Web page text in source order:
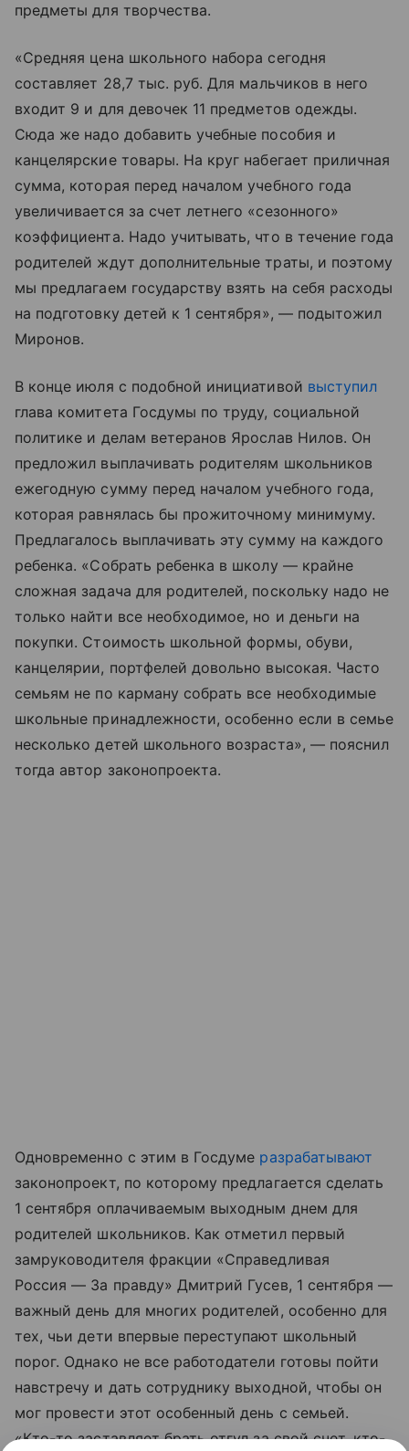
предметы для творчества.
«Средняя цена школьного набора сегодня
составляет 28,7 тыс. руб. Для мальчиков в него
входит 9 и для девочек 11 предметов одежды.
Сюда же надо добавить учебные пособия и
канцелярские товары. На круг набегает приличная
сумма, которая перед началом учебного года
увеличивается за счет летнего «сезонного»
коэффициента. Надо учитывать, что в течение года
родителей ждут дополнительные траты, и поэтому
мы предлагаем государству взять на себя расходы
на подготовку детей к 1 сентября», — подытожил
Миронов.
В конце июля с подобной инициативой выступил
глава комитета Госдумы по труду, социальной
политике и делам ветеранов Ярослав Нилов. Он
предложил выплачивать родителям школьников
ежегодную сумму перед началом учебного года,
которая равнялась бы прожиточному минимуму.
Предлагалось выплачивать эту сумму на каждого
ребенка. «Собрать ребенка в школу — крайне
сложная задача для родителей, поскольку надо не
только найти все необходимое, но и деньги на
покупки. Стоимость школьной формы, обуви,
канцелярии, портфелей довольно высокая. Часто
семьям не по карману собрать все необходимые
школьные принадлежности, особенно если в семье
несколько детей школьного возраста», — пояснил
тогда автор законопроекта.
Одновременно с этим в Госдуме разрабатывают
законопроект, по которому предлагается сделать
1 сентября оплачиваемым выходным днем для
родителей школьников. Как отметил первый
замруководителя фракции «Справедливая
Россия — За правду» Дмитрий Гусев, 1 сентября —
важный день для многих родителей, особенно для
тех, чьи дети впервые переступают школьный
порог. Однако не все работодатели готовы пойти
навстречу и дать сотруднику выходной, чтобы он
мог провести этот особенный день с семьей.
«Кто-то заставляет брать отгул за свой счет, кто-